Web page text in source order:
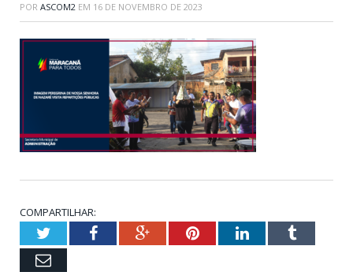
POR ASCOM2 EM 16 DE NOVEMBRO DE 2023
COMPARTILHAR:
TwitterFacebookGoogle+PinterestLinkedInTumblr
Email